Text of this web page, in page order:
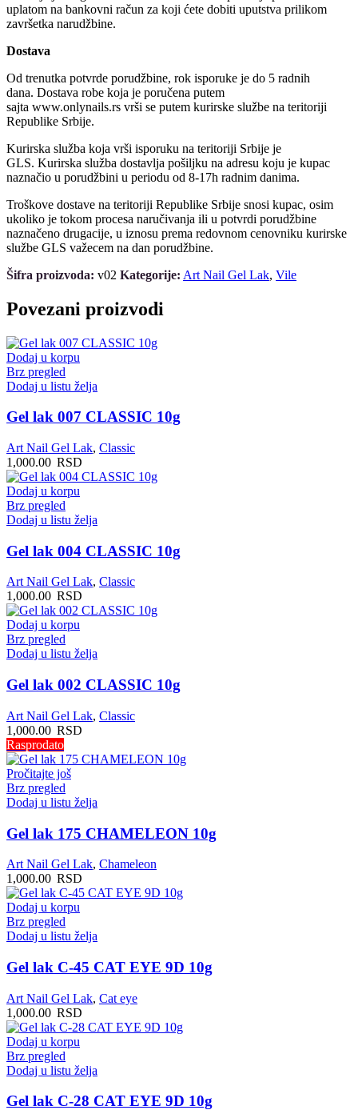
uplatom na bankovni račun za koji ćete dobiti uputstva prilikom
završetka narudžbine.
Dostava
Od trenutka potvrde porudžbine, rok isporuke je do 5 radnih
dana. Dostava robe koja je poručena putem
sajta www.onlynails.rs vrši se putem kurirske službe na teritoriji
Republike Srbije.
Kurirska služba koja vrši isporuku na teritoriji Srbije je
GLS. Kurirska služba dostavlja pošiljku na adresu koju je kupac
naznačio u porudžbini u periodu od 8-17h radnim danima.
Troškove dostave na teritoriji Republike Srbije snosi kupac, osim
ukoliko je tokom procesa naručivanja ili u potvrdi porudžbine
naznačeno drugacije, u iznosu prema redovnom cenovniku kurirske
službe GLS važecem na dan porudžbine.
Šifra proizvoda: v02 Kategorije: Art Nail Gel Lak, Vile
Povezani proizvodi
Dodaj u korpu
Brz pregled
Dodaj u listu želja
Gel lak 007 CLASSIC 10g
Art Nail Gel Lak, Classic
1,000.00 RSD
Dodaj u korpu
Brz pregled
Dodaj u listu želja
Gel lak 004 CLASSIC 10g
Art Nail Gel Lak, Classic
1,000.00 RSD
Dodaj u korpu
Brz pregled
Dodaj u listu želja
Gel lak 002 CLASSIC 10g
Art Nail Gel Lak, Classic
1,000.00 RSD
Rasprodato
Pročitajte još
Brz pregled
Dodaj u listu želja
Gel lak 175 CHAMELEON 10g
Art Nail Gel Lak, Chameleon
1,000.00 RSD
Dodaj u korpu
Brz pregled
Dodaj u listu želja
Gel lak C-45 CAT EYE 9D 10g
Art Nail Gel Lak, Cat eye
1,000.00 RSD
Dodaj u korpu
Brz pregled
Dodaj u listu želja
Gel lak C-28 CAT EYE 9D 10g